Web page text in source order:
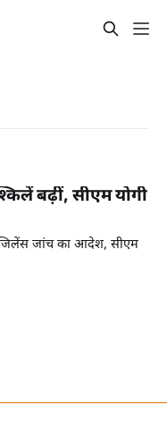
बढ़ीं, सीएम योगी
जांच का आदेश, सीएम